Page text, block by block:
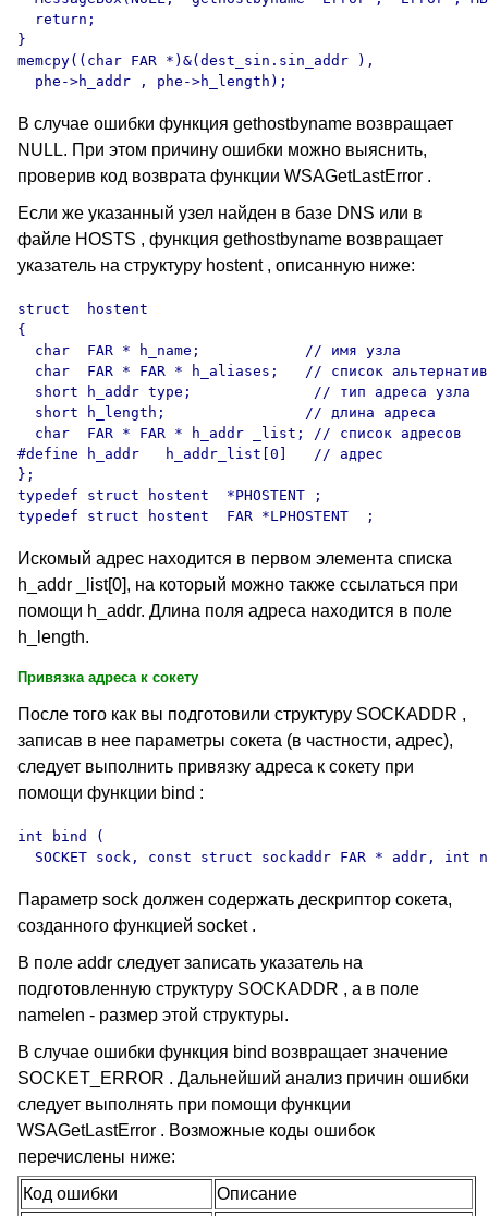
  return;
}
memcpy((char FAR *)&(dest_sin.sin_addr ),
В случае ошибки функция gethostbyname возвращает
NULL. При этом причину ошибки можно выяснить,
проверив код возврата функции WSAGetLastError .
Если же указанный узел найден в базе DNS или в
файле HOSTS , функция gethostbyname возвращает
указатель на структуру hostent , описанную ниже:
struct  hostent
{
  char  FAR * h_name;            // имя узла
char  FAR * FAR * h_aliases;   // список
  short h_addr type;              // тип адреса узла
  short h_length;                // длина адреса
  char  FAR * FAR * h_addr _list; // список адресов
#define h_addr   h_addr_list[0]   // адрес
};
typedef struct hostent  *PHOSTENT ;
Искомый адрес находится в первом элемента списка
h_addr _list[0], на который можно также ссылаться при
помощи h_addr. Длина поля адреса находится в поле
h_length.
Привязка адреса к сокету
После того как вы подготовили структуру SOCKADDR ,
записав в нее параметры сокета (в частности, адрес),
следует выполнить привязку адреса к сокету при
помощи функции bind :
int bind (
Параметр sock должен содержать дескриптор сокета,
созданного функцией socket .
В поле addr следует записать указатель на
подготовленную структуру SOCKADDR , а в поле
namelen - размер этой структуры.
В случае ошибки функция bind возвращает значение
SOCKET_ERROR . Дальнейший анализ причин ошибки
следует выполнять при помощи функции
WSAGetLastError . Возможные коды ошибок
перечислены ниже:
Код ошибки
Описание